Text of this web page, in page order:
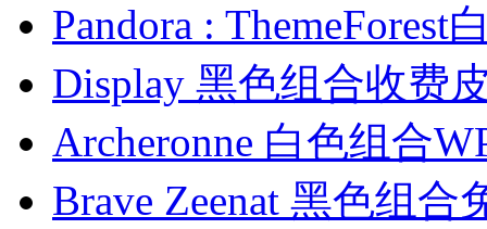
Pandora :
Display 黑色组合收费
Archeronne 白色组合
Brave Zeenat 黑色组合